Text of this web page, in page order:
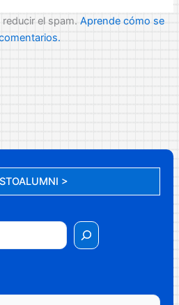
>
reducir el spam.Aprende cómo se